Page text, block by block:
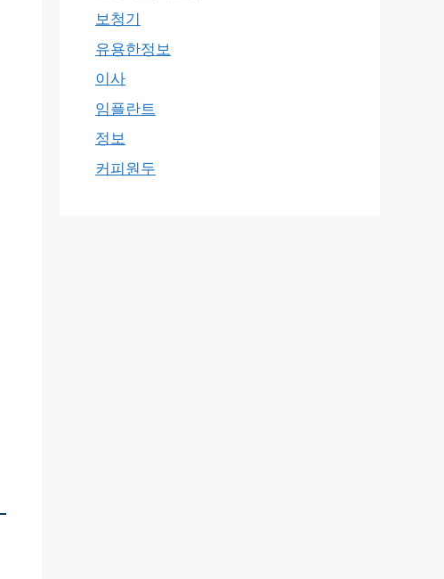
보청기
유용한정보
이사
임플란트
정보
커피원두